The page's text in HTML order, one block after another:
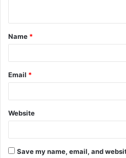
t
*
Name *
Email *
Website
Save my name, email, and